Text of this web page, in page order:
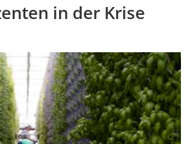
in der Krise